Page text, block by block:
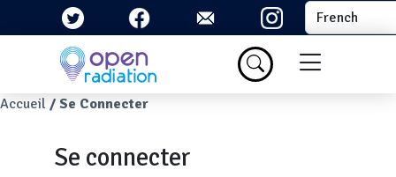
Aller au contenu principal Select your
Menu du
Fil d'Ariane
Accueil Se Connecter
Se connecter